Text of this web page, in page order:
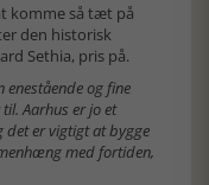
komme så tæt på
den historisk
Sethia, pris på.
og fine
Aarhus er jo et
er vigtigt at bygge
med fortiden,